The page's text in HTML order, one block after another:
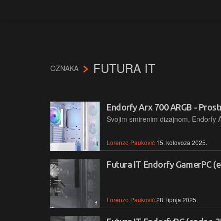
OZNAKA FUTURA IT
Endorfy Arx 700 ARGB -
Lorenzo Pauković 15. kolovoza 2025.
Futura IT Endorfy GamerPC
Lorenzo Pauković28. lipnja 2025.